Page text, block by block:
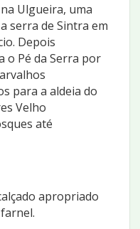
Ulgueira, uma
serra de Sintra em
Depois
o Pé da Serra por
para a aldeia do
Velho
até
apropriado